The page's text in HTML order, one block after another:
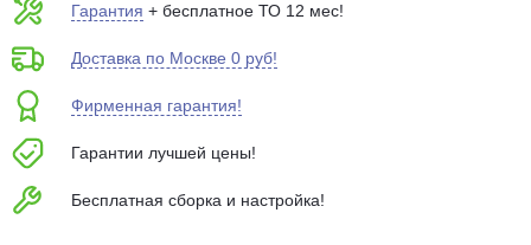
Гарантия + бесплатное ТО 12 мес!
Доставка по Москве 0 руб!
Фирменная гарантия!
Гарантии лучшей цены!
Бесплатная сборка и настройка!
Подробнее
Остались вопросы?